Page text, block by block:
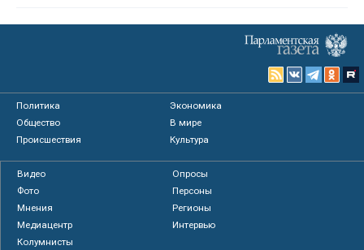
Политика
Экономика
Общество
В мире
Происшествия
Культура
Видео
Опросы
Фото
Персоны
Мнения
Регионы
Медиацентр
Интервью
Колумнисты